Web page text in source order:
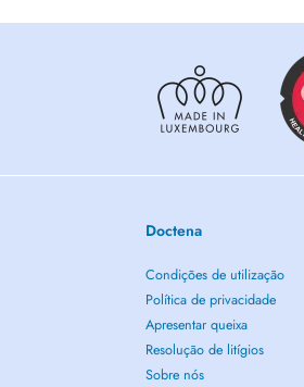
Doctena
Condições de utilização
Política de privacidade
Apresentar queixa
Resolução de litígios
Sobre nós